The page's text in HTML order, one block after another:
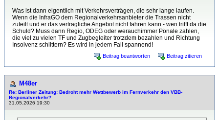
Was ist dann eigentlich mit Verkehrsverträgen, die sehr lange laufen.
Wenn die InfraGO dem Regionalverkehrsanbieter die Trassen nicht
zuteilt und er das vertragliche Angebot nicht fahren kann - wen trifft da die
Schuld? Muss dann Regio, ODEG oder werauchimmer Pönale zahlen,
die viel zu vielen TF und Zugbegleiter trotzdem bezahlen und Richtung
Insolvenz schlittern? Es wird in jedem Fall spannend!
Beitrag beantworten Beitrag zitieren
M48er
Re: Berliner Zeitung: Bedroht mehr Wettbewerb im Fernverkehr den VBB-
Regionalverkehr?
31.05.2026 19:30